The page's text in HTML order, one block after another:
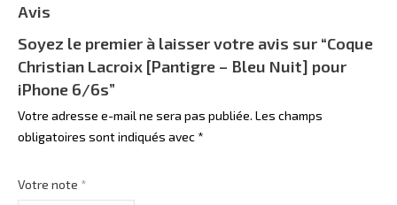
Avis
Soyez le premier à laisser votre avis sur “Coque
Christian Lacroix [Pantigre – Bleu Nuit] pour
iPhone 6/6s”
Votre adresse e-mail ne sera pas publiée. Les champs
obligatoires sont indiqués avec*
Votre note *